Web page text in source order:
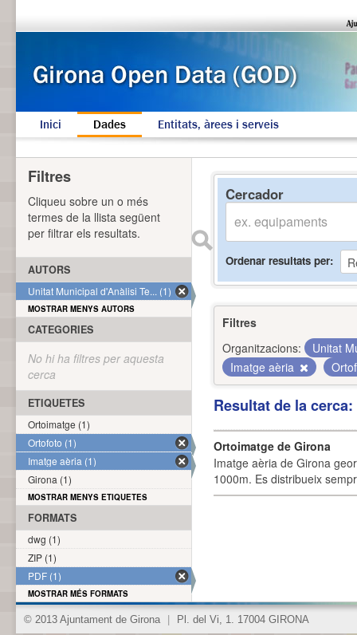
Inici Dades Entitats, àrees i serveis
Cercador
Ordenar resultats per
Filtres
Organitzacions:
Unitat
Imatge aèria
Resultat de la
Ortoimatge de Girona
Imatge aèria de Girona
1000m. Es distribueix
Filtres
Cliqueu sobre un o més
termes de la llista següent
per filtrar els resultats.
AUTORS
Unitat Municipal d'Anàlisi Te... (1)
MOSTRAR MENYS AUTORS
CATEGORIES
No hi ha filtres per aquesta
cerca
ETIQUETES
Ortoimatge (1)
Ortofoto (1)
Imatge aèria (1)
Girona (1)
MOSTRAR MENYS ETIQUETES
FORMATS
dwg (1)
ZIP (1)
PDF (1)
MOSTRAR MÉS FORMATS
© 2013 Ajuntament de Girona Pl. del Vi, 1. 17004 GIRONA